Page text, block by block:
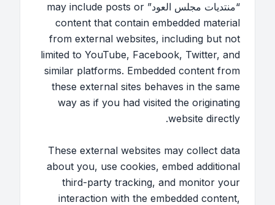
“منتديات مجلس العود” may include posts or
content that contain embedded material
from external websites, including but not
limited to YouTube, Facebook, Twitter, and
similar platforms. Embedded content from
these external sites behaves in the same
way as if you had visited the originating
website directly.
These external websites may collect data
about you, use cookies, embed additional
third-party tracking, and monitor your
interaction with the embedded content,